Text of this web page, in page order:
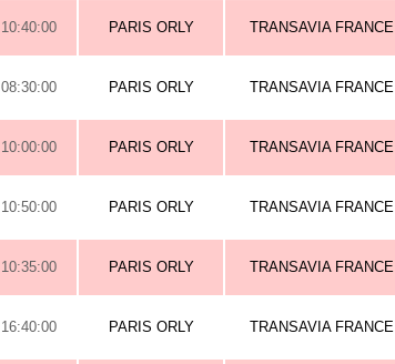
10:40:00 PARIS ORLY TRANSAVIA FRANCE
08:30:00 PARIS ORLY TRANSAVIA FRANCE
10:00:00 PARIS ORLY TRANSAVIA FRANCE
10:50:00 PARIS ORLY TRANSAVIA FRANCE
10:35:00 PARIS ORLY TRANSAVIA FRANCE
16:40:00 PARIS ORLY TRANSAVIA FRANCE